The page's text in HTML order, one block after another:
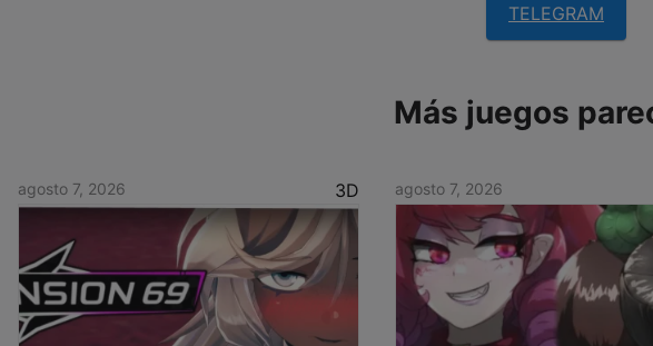
TELEGRAM
Más juegos
agosto 7, 2026 3D agosto 7, 2026